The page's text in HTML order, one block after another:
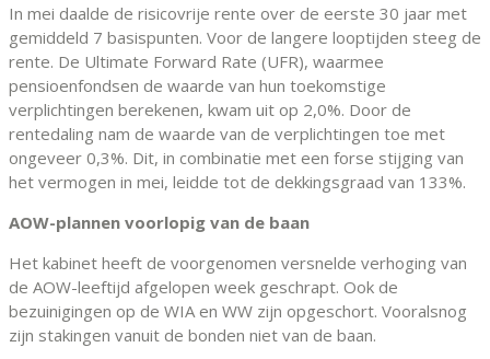
In mei daalde de risicovrije rente over de eerste 30 jaar met
gemiddeld 7 basispunten. Voor de langere looptijden steeg de
rente. De Ultimate Forward Rate (UFR), waarmee
pensioenfondsen de waarde van hun toekomstige
verplichtingen berekenen, kwam uit op 2,0%. Door de
rentedaling nam de waarde van de verplichtingen toe met
ongeveer 0,3%. Dit, in combinatie met een forse stijging van
het vermogen in mei, leidde tot de dekkingsgraad van 133%.
AOW-plannen voorlopig van de baan
Het kabinet heeft de voorgenomen versnelde verhoging van
de AOW-leeftijd afgelopen week geschrapt. Ook de
bezuinigingen op de WIA en WW zijn opgeschort. Vooralsnog
zijn stakingen vanuit de bonden niet van de baan.